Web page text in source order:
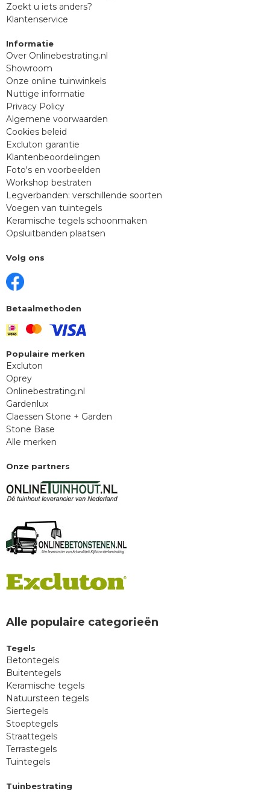
Zoekt u iets anders?
Klantenservice
Informatie
Over Onlinebestrating.nl
Showroom
Onze online tuinwinkels
Nuttige informatie
Privacy Policy
Algemene voorwaarden
Cookies beleid
Excluton garantie
Klantenbeoordelingen
Foto's en voorbeelden
Workshop bestraten
Legverbanden: verschillende soorten
Voegen van tuintegels
Keramische tegels schoonmaken
Opsluitbanden plaatsen
Volg ons
Betaalmethoden
Populaire merken
Excluton
Oprey
Onlinebestrating.nl
Gardenlux
Claessen Stone + Garden
Stone Base
Alle merken
Onze partners
Alle populaire categorieën
Tegels
Betontegels
Buitentegels
Keramische tegels
Natuursteen tegels
Siertegels
Stoeptegels
Straattegels
Terrastegels
Tuintegels
Tuinbestrating